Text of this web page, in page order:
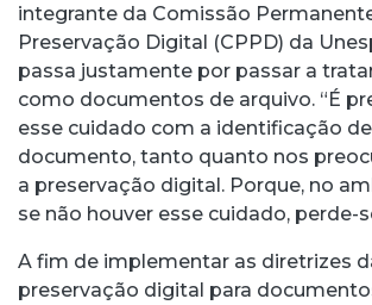
integrante da Comissão
Preservação Digital (CPPD) da
passa justamente por passar a
como documentos de arquivo. “É
esse cuidado com a identificação
documento, tanto quanto nos
a preservação digital. Porque, no
se não houver esse cuidado, perde-
A fim de implementar as diretrizes
preservação digital para